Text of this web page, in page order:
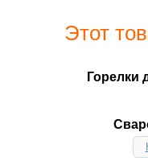
Этот
Горелки